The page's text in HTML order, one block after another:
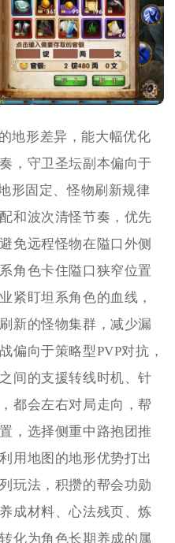
地形差异，能大幅优化
，守卫圣坛副本偏向于
形固定、怪物刷新规律
和波次清怪节奏，优先
免远程怪物在隘口外侧
角色卡住隘口狭窄位置
紧盯坦系角色的血线，
新的怪物集群，减少漏
偏向于策略型PVP对抗，
间的支援转线时机、针
都会左右对局走向，帮
，选择侧重中路抱团推
用地图的地形优势打出
玩法，积攒的帮会功勋
成材料、心法残页、炼
化为角色长期养成的属